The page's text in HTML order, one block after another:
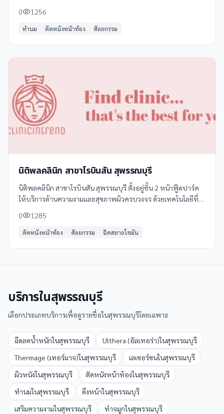
035 451 708 ดูข้อมูลเพิ่มเติม รีวิว และแผนที่ได้ที่ Clinicintrend
0 1256
ทำนม ตัดหนังหน้าท้อง ศัลยกรรม
นิติพลคลินิก สาขาโรบินสัน สุพรรณบุรี
นิติพลคลินิก สาขาโรบินสัน สุพรรณบุรี ตั้งอยู่ชั้น 2 หน้าฟู๊ดปาร์ค
ให้บริการด้านความงามและสุขภาพผิวครบวงจร ด้วยเทคโนโลยีที่
อย่างใกล้ชิด
0 1285
ตัดหนังหน้าท้อง ศัลยกรรม ฉีดสลายไขมัน
บริการในสุพรรณบุรี
เลือกประเภทบริการเพื่อดูรายชื่อในสุพรรณบุรีโดยเฉพาะ
ฉีดลดน้ำหนักในสุพรรณบุรี Ulthera (อัลเทอร่า)ในสุพรรณบุรี
Thermage (เทอร์มาจ)ในสุพรรณบุรี เลเซอร์ขนในสุพรรณบุรี
ผิวหนังในสุพรรณบุรี ตัดหนังหน้าท้องในสุพรรณบุรี
ทำนมในสุพรรณบุรี ดึงหน้าในสุพรรณบุรี
เสริมความงามในสุพรรณบุรี ทำจมูกในสุพรรณบุรี